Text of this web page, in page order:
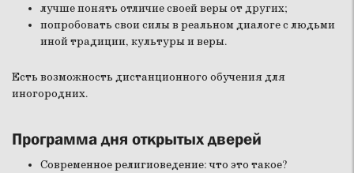
лучше понять отличие своей веры от других;
попробовать свои силы в реальном диалоге с людьми
иной традиции, культуры и веры.
Есть возможность дистанционного обучения для
иногородних.
Программа дня открытых дверей
Современное религиоведение: что это такое?